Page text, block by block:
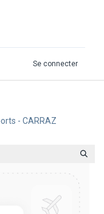
Se connecter
- CARRAZ